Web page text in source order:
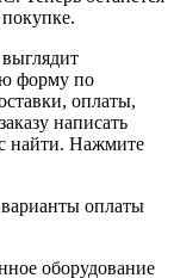
форму по
оплаты,
написать
найти. Нажмите
оплаты
оборудование